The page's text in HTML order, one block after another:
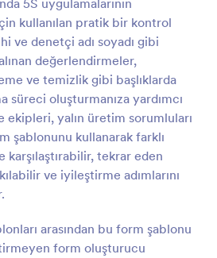
5S uygulamalarının
kullanılan pratik bir kontrol
ve denetçi adı soyadı gibi
değerlendirmeler,
ve temizlik gibi başlıklarda
süreci oluşturmanıza yardımcı
ekipleri, yalın üretim sorumluları
şablonunu kullanarak farklı
karşılaştırabilir, tekrar eden
ve iyileştirme adımlarını
arasından bu form şablonu
form oluşturucu
Önizleme